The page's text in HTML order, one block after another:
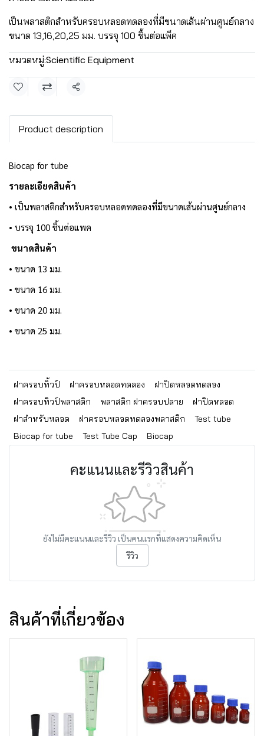
เป็นพลาสติกสำหรับครอบหลอดทดลองที่มีขนาดเส้นผ่านศูนย์กลาง
ขนาด 13,16,20,25 มม. บรรจุ 100 ชิ้นต่อแพ็ค
หมวดหมู่:Scientific Equipment
แชร์
Product description
Biocap for tube
รายละเอียดสินค้า
• เป็นพลาสติกสำหรับครอบหลอดทดลองที่มีขนาดเส้นผ่านศูนย์กลาง
• บรรจุ 100 ชิ้นต่อแพค
ขนาดสินค้า
• ขนาด 13 มม.
• ขนาด 16 มม.
• ขนาด 20 มม.
• ขนาด 25 มม.
ฝาครอบทิ้วป์ ฝาครอบหลอดทดลอง
ฝาปิดหลอดทดลอง
ฝาครอบทิวป์พลาสติก
พลาสติก ฝาครอบปลาย
ฝาปิดหลอด
ฝาสำหรับหลอด
ฝาครอบหลอดทดลองพลาสติก
Test tube
Biocap for tube
Test Tube Cap Biocap
คะแนนและรีวิวสินค้า
ยังไม่มีคะแนนและรีวิว เป็นคนแรกที่แสดงความคิดเห็น
รีวิว
สินค้าที่เกี่ยวข้อง